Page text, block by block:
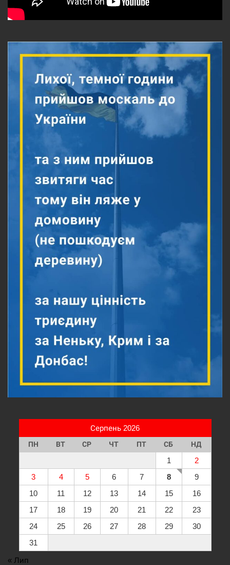
Серпень 2026
ПН ВТ СР ЧТ ПТ СБ НД
1
2
3
4 5 6 7 8
9
10
11 12 13 14 15
16
17
18 19 20 21 22
23
24
25 26 27 28 29
30
31
« Лип